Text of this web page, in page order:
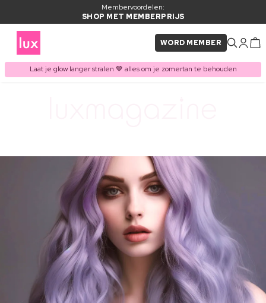
Membervoordelen:
SHOP MET MEMBERPRIJS
WORD MEMBER
Laat je glow langer stralen 🤎 alles om je zomertan te behouden